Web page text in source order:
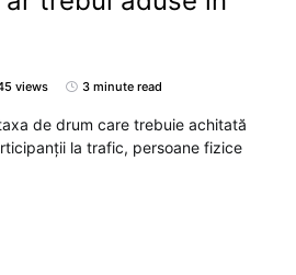
views 3 minute read
de drum care trebuie achitată
la trafic, persoane fizice